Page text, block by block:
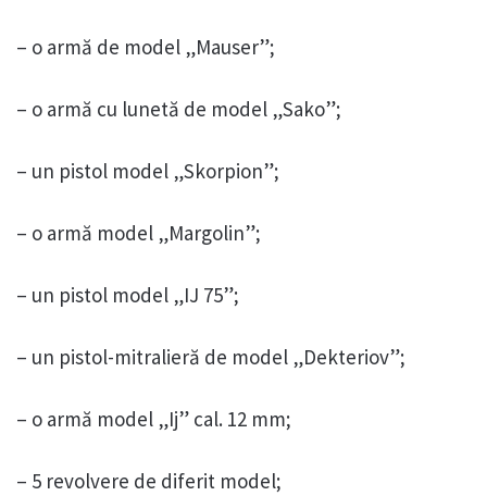
– o armă de model „Mauser”;
– o armă cu lunetă de model „Sako”;
– un pistol model „Skorpion”;
– o armă model „Margolin”;
– un pistol model „IJ 75”;
– un pistol-mitralieră de model „Dekteriov”;
– o armă model „Ij” cal. 12 mm;
– 5 revolvere de diferit model;